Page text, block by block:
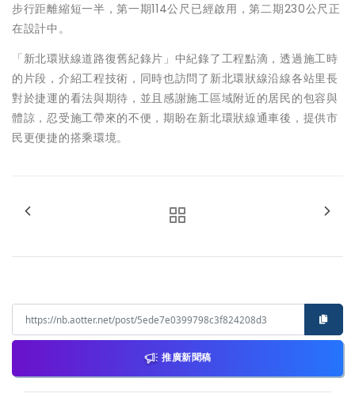
步行距離縮短一半，第一期114公尺已經啟用，第二期230公尺正
在設計中。
「新北環狀線道路復舊紀錄片」中紀錄了工程點滴，透過施工時
的片段，介紹工程技術，同時也訪問了新北環狀線沿線各站里長
對於捷運的看法與期待，並且感謝施工區域附近的居民的包容與
體諒，忍受施工帶來的不便，期盼在新北環狀線通車後，提供市
民更便捷的搭乘環境。
推廣新聞稿